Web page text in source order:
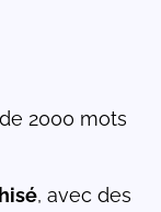
2000 mots
, avec des